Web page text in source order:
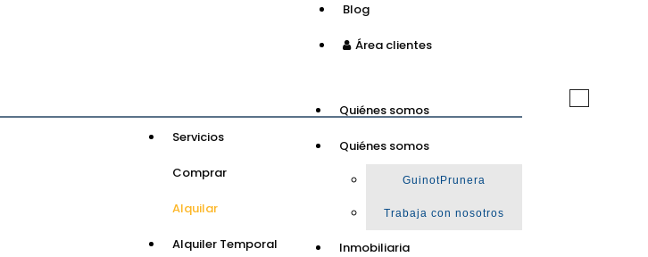
Blog
Área clientes
Toggle
Quiénes somos
Quiénes somos
GuinotPrunera
Trabaja con nosotros
Inmobiliaria
Servicios
Comprar
Alquilar
Alquiler Temporal